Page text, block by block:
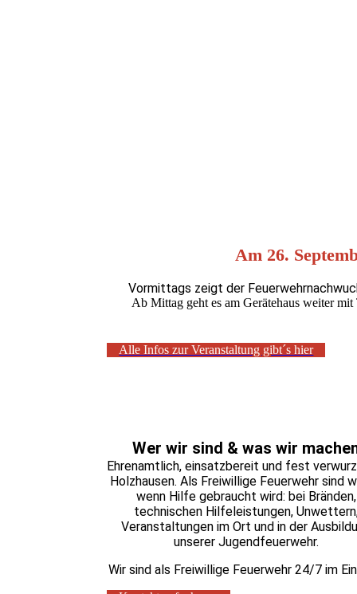
Am 26.
Vormittags zeigt der
Ab Mittag geht es am Gerätehaus weiter
Alle Infos zur Veranstaltung gibt´s hier
Wer wir sind & was wir
Ehrenamtlich, einsatzbereit und fest
Holzhausen. Als Freiwillige Feuerwehr sind
wenn Hilfe gebraucht wird: bei Bränden,
technischen Hilfeleistungen,
Veranstaltungen im Ort und in der
unserer Jugendfeuerwehr.
Wir sind als Freiwillige Feuerwehr 24/7 im